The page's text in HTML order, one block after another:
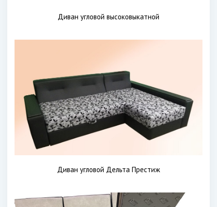
Диван угловой высоковыкатной
Диван угловой Дельта Престиж